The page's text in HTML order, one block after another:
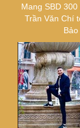
Mang SBD
Trần Văn Chí